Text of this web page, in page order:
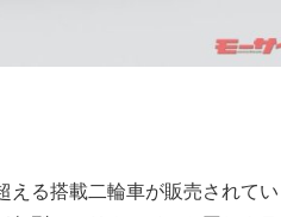
える搭載二輪車が販売されてい